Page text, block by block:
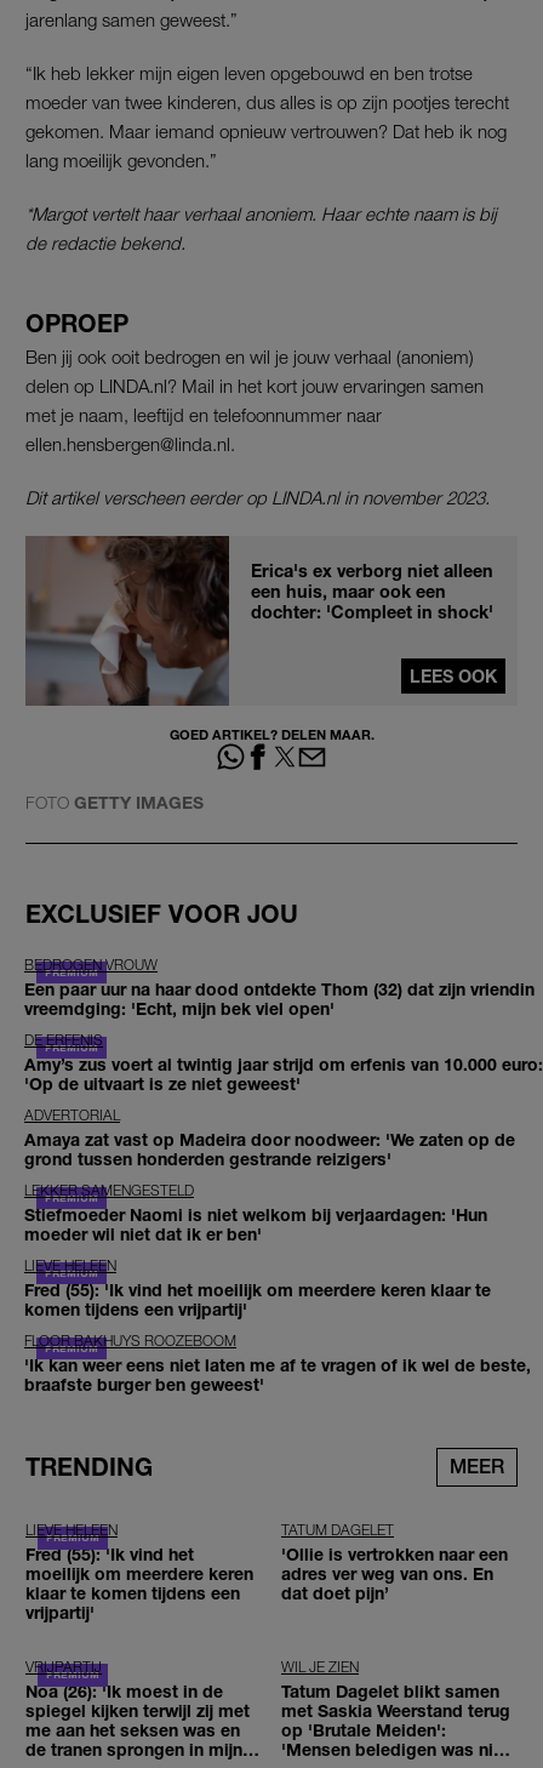
jarenlang samen geweest.”
“Ik heb lekker mijn eigen leven opgebouwd en ben trotse
moeder van twee kinderen, dus alles is op zijn pootjes terecht
gekomen. Maar iemand opnieuw vertrouwen? Dat heb ik nog
lang moeilijk gevonden.”
*Margot vertelt haar verhaal anoniem. Haar echte naam is bij
de redactie bekend.
OPROEP
Ben jij ook ooit bedrogen en wil je jouw verhaal (anoniem)
delen op LINDA.nl? Mail in het kort jouw ervaringen samen
met je naam, leeftijd en telefoonnummer naar
ellen.hensbergen@linda.nl.
Dit artikel verscheen eerder op LINDA.nl in november 2023.
Erica's ex verborg niet alleen
een huis, maar ook een
dochter: 'Compleet in shock'
LEES OOK
GOED ARTIKEL? DELEN MAAR.
FOTO GETTY IMAGES
EXCLUSIEF VOOR JOU
BEDROGEN VROUW
Een paar uur na haar dood ontdekte Thom (32) dat zijn vriendin
vreemdging: 'Echt, mijn bek viel open'
DE ERFENIS
Amy’s zus voert al twintig jaar strijd om erfenis van 10.000 euro:
'Op de uitvaart is ze niet geweest'
ADVERTORIAL
Amaya zat vast op Madeira door noodweer: 'We zaten op de
grond tussen honderden gestrande reizigers'
LEKKER SAMENGESTELD
Stiefmoeder Naomi is niet welkom bij verjaardagen: 'Hun
moeder wil niet dat ik er ben'
LIEVE HELEEN
Fred (55): 'Ik vind het moeilijk om meerdere keren klaar te
komen tijdens een vrijpartij'
FLOOR BAKHUYS ROOZEBOOM
'Ik kan weer eens niet laten me af te vragen of ik wel de beste,
braafste burger ben geweest'
TRENDING MEER
LIEVE HELEEN
Fred (55): 'Ik vind het
moeilijk om meerdere keren
klaar te komen tijdens een
vrijpartij'
TATUM DAGELET
'Ollie is vertrokken naar een
adres ver weg van ons. En
dat doet pijn’
VRIJPARTIJ
Noa (26): 'Ik moest in de
spiegel kijken terwijl zij met
me aan het seksen was en
de tranen sprongen in mijn
WIL JE ZIEN
Tatum Dagelet blikt samen
met Saskia Weerstand terug
op 'Brutale Meiden':
'Mensen beledigen was niet